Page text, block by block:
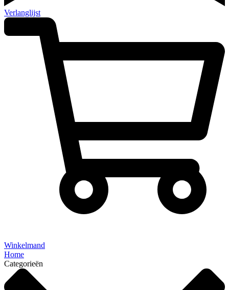
Verlanglijst
Winkelmand
Home
Categorieën